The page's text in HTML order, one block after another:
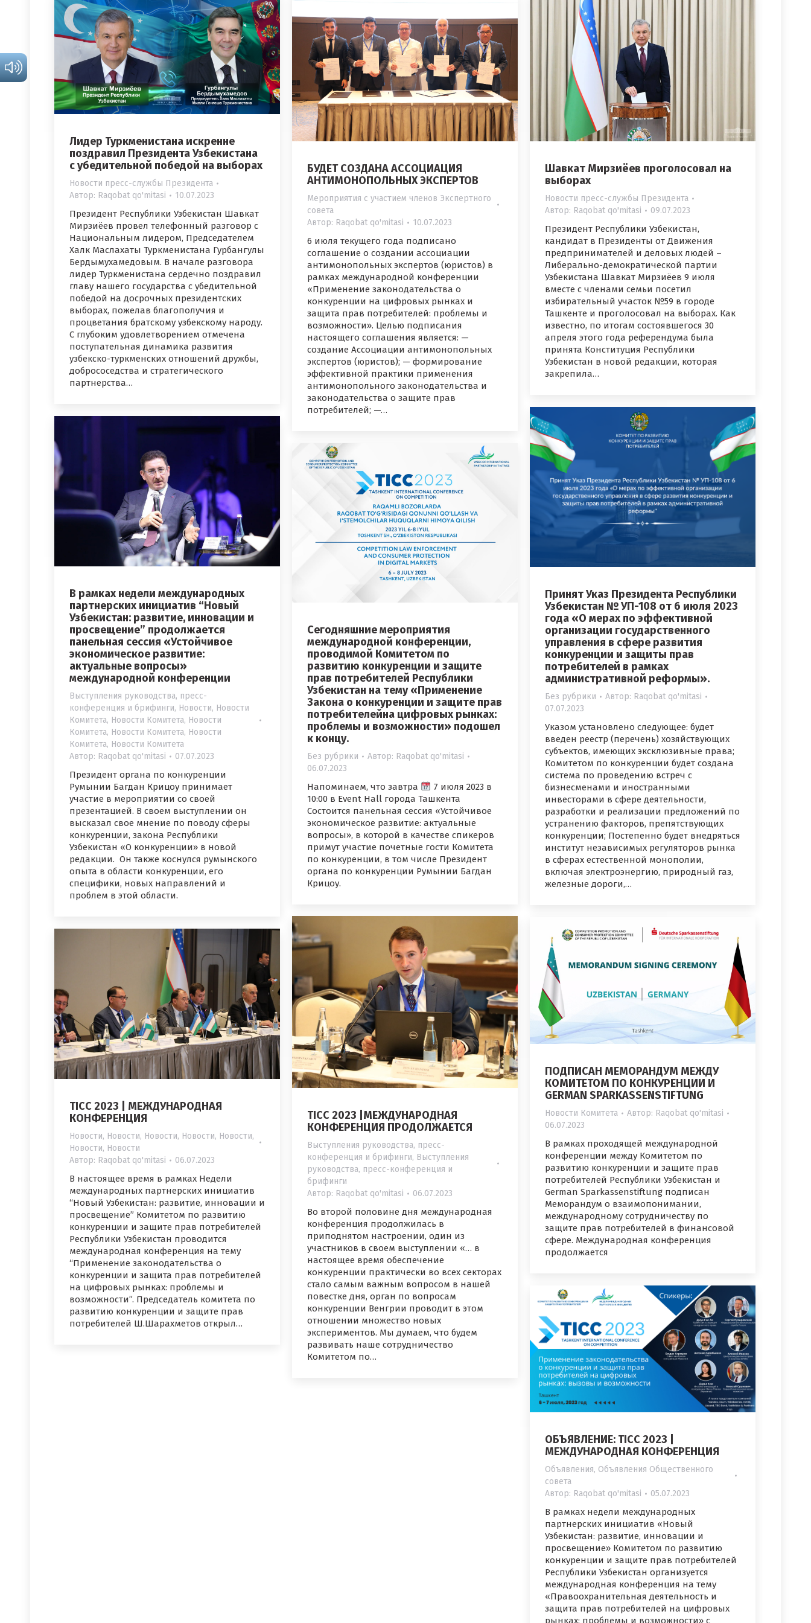
Лидер Туркменистана искренне
поздравил Президента Узбекистана
с убедительной победой на выборах
Новости пресс-службы Президента
Автор: Raqobat qo'mitasi 10.07.2023
Президент Республики Узбекистан Шавкат
Мирзиёев провел телефонный разговор с
Национальным лидером, Председателем
Халк Маслахаты Туркменистана Гурбангулы
Бердымухамедовым. В начале разговора
лидер Туркменистана сердечно поздравил
главу нашего государства с убедительной
победой на досрочных президентских
выборах, пожелав благополучия и
процветания братскому узбекскому народу.
С глубоким удовлетворением отмечена
поступательная динамика развития
узбекско-туркменских отношений дружбы,
добрососедства и стратегического
партнерства…
БУДЕТ СОЗДАНА АССОЦИАЦИЯ
АНТИМОНОПОЛЬНЫХ ЭКСПЕРТОВ
Мероприятия с участием членов Экспертного
совета
Автор: Raqobat qo'mitasi 10.07.2023
6 июля текущего года подписано
соглашение о создании ассоциации
антимонопольных экспертов (юристов) в
рамках международной конференции
«Применение законодательства о
конкуренции на цифровых рынках и
защита прав потребителей: проблемы и
возможности». Целью подписания
настоящего соглашения является: —
создание Ассоциации антимонопольных
экспертов (юристов); — формирование
эффективной практики применения
антимонопольного законодательства и
законодательства о защите прав
потребителей; —…
Шавкат Мирзиёев проголосовал на
выборах
Новости пресс-службы Президента
Автор: Raqobat qo'mitasi 09.07.2023
Президент Республики Узбекистан,
кандидат в Президенты от Движения
предпринимателей и деловых людей –
Либерально-демократической партии
Узбекистана Шавкат Мирзиёев 9 июля
вместе с членами семьи посетил
избирательный участок №59 в городе
Ташкенте и проголосовал на выборах. Как
известно, по итогам состоявшегося 30
апреля этого года референдума была
принята Конституция Республики
Узбекистан в новой редакции, которая
закрепила…
Принят Указ Президента Республики
Узбекистан № УП-108 от 6 июля 2023
года «О мерах по эффективной
организации государственного
управления в сфере развития
конкуренции и защиты прав
потребителей в рамках
административной реформы».
Без рубрики Автор: Raqobat qo'mitasi
07.07.2023
Указом установлено следующее: будет
введен реестр (перечень) хозяйствующих
субъектов, имеющих эксклюзивные права;
Комитетом по конкуренции будет создана
система по проведению встреч с
бизнесменами и иностранными
инвесторами в сфере деятельности,
разработки и реализации предложений по
устранению факторов, препятствующих
конкуренции; Постепенно будет внедряться
институт независимых регуляторов рынка
в сферах естественной монополии,
включая электроэнергию, природный газ,
железные дороги,…
В рамках недели международных
партнерских инициатив “Новый
Узбекистан: развитие, инновации и
просвещение” продолжается
панельная сессия «Устойчивое
экономическое развитие:
актуальные вопросы»
международной конференции
Выступления руководства, пресс-
конференция и брифинги, Новости, Новости
Комитета, Новости Комитета, Новости
Комитета, Новости Комитета, Новости
Комитета, Новости Комитета
Автор: Raqobat qo'mitasi 07.07.2023
Президент органа по конкуренции
Румынии Багдан Крицоу принимает
участие в мероприятии со своей
презентацией. В своем выступлении он
высказал свое мнение по поводу сферы
конкуренции, закона Республики
Узбекистан «О конкуренции» в новой
редакции. Он также коснулся румынского
опыта в области конкуренции, его
специфики, новых направлений и
проблем в этой области.
Сегодняшние мероприятия
международной конференции,
проводимой Комитетом по
развитию конкуренции и защите
прав потребителей Республики
Узбекистан на тему «Применение
Закона о конкуренции и защите прав
потребителейна цифровых рынках:
проблемы и возможности» подошел
к концу.
Без рубрики Автор: Raqobat qo'mitasi
06.07.2023
Напоминаем, что завтра
7 июля 2023 в
10:00 в Event Hall города Ташкента
Состоится панельная сессия «Устойчивое
экономическое развитие: актуальные
вопросы», в которой в качестве спикеров
примут участие почетные гости Комитета
по конкуренции, в том числе Президент
органа по конкуренции Румынии Багдан
Крицоу.
TICC 2023 |МЕЖДУНАРОДНАЯ
КОНФЕРЕНЦИЯ ПРОДОЛЖАЕТСЯ
Выступления руководства, пресс-
конференция и брифинги, Выступления
руководства, пресс-конференция и
брифинги
Автор: Raqobat qo'mitasi 06.07.2023
Во второй половине дня международная
конференция продолжилась в
приподнятом настроении, один из
участников в своем выступлении «… в
настоящее время обеспечение
конкуренции практически во всех секторах
стало самым важным вопросом в нашей
повестке дня, орган по вопросам
конкуренции Венгрии проводит в этом
отношении множество новых
экспериментов. Мы думаем, что будем
развивать наше сотрудничество
Комитетом по…
ПОДПИСАН МЕМОРАНДУМ МЕЖДУ
КОМИТЕТОМ ПО КОНКУРЕНЦИИ И
GERMAN SPARKASSENSTIFTUNG
Новости Комитета Автор: Raqobat qo'mitasi
06.07.2023
В рамках проходящей международной
конференции между Комитетом по
развитию конкуренции и защите прав
потребителей Республики Узбекистан и
German Sparkassenstiftung подписан
Меморандум о взаимопонимании,
международному сотрудничеству по
защите прав потребителей в финансовой
сфере. Международная конференция
продолжается
TICC 2023 | МЕЖДУНАРОДНАЯ
КОНФЕРЕНЦИЯ
Новости, Новости, Новости, Новости, Новости,
Новости, Новости
Автор: Raqobat qo'mitasi 06.07.2023
В настоящее время в рамках Недели
международных партнерских инициатив
“Новый Узбекистан: развитие, инновации и
просвещение” Комитетом по развитию
конкуренции и защите прав потребителей
Республики Узбекистан проводится
международная конференция на тему
“Применение законодательства о
конкуренции и защита прав потребителей
на цифровых рынках: проблемы и
возможности”. Председатель комитета по
развитию конкуренции и защите прав
потребителей Ш.Шарахметов открыл…
ОБЪЯВЛЕНИЕ: TICC 2023 |
МЕЖДУНАРОДНАЯ КОНФЕРЕНЦИЯ
Объявления, Объявления Общественного
совета
Автор: Raqobat qo'mitasi 05.07.2023
В рамках недели международных
партнерских инициатив «Новый
Узбекистан: развитие, инновации и
просвещение» Комитетом по развитию
конкуренции и защите прав потребителей
Республики Узбекистан организуется
международная конференция на тему
«Правоохранительная деятельность и
защита прав потребителей на цифровых